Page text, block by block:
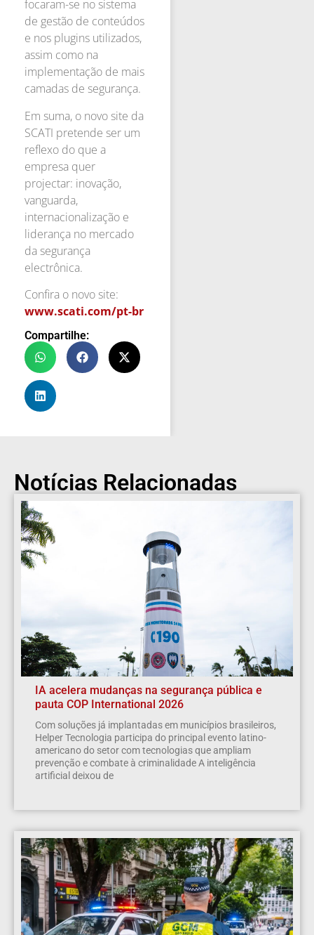
focaram-se no sistema
de gestão de conteúdos
e nos plugins utilizados,
assim como na
implementação de mais
camadas de segurança.
Em suma, o novo site da
SCATI pretende ser um
reflexo do que a
empresa quer
projectar: inovação,
vanguarda,
internacionalização e
liderança no mercado
da segurança
electrônica.
Confira o novo site:
www.scati.com/pt-br
Compartilhe:
Notícias Relacionadas
IA acelera mudanças na segurança pública e
pauta COP International 2026
Com soluções já implantadas em municípios brasileiros,
Helper Tecnologia participa do principal evento latino-
americano do setor com tecnologias que ampliam
prevenção e combate à criminalidade A inteligência
artificial deixou de